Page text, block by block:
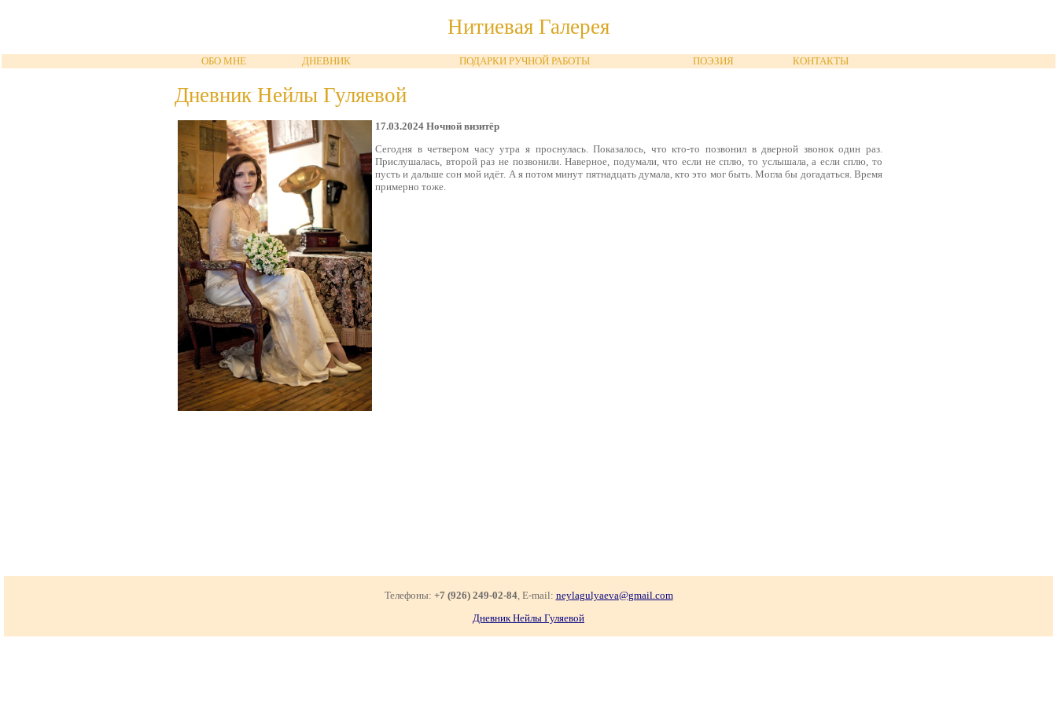
Нитиевая Галерея
ОБО МНЕ ДНЕВНИК ПОДАРКИ РУЧНОЙ РАБОТЫ ПОЭЗИЯ КОНТАКТЫ
Дневник Нейлы Гуляевой
17.03.2024 Ночной визитёр
Сегодня в четвером часу утра я проснулась. Показалось, что кто-то позвонил в дверной звонок один раз.
Прислушалась, второй раз не позвонили. Наверное, подумали, что если не сплю, то услышала, а если сплю, то
пусть и дальше сон мой идёт. А я потом минут пятнадцать думала, кто это мог быть. Могла бы догадаться. Время
примерно тоже.
Телефоны: +7 (926) 249-02-84, E-mail: neylagulyaeva@gmail.com
Дневник Нейлы Гуляевой